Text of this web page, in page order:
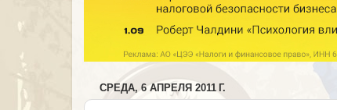
СРЕДА, 6 АПРЕЛЯ 2011 Г.